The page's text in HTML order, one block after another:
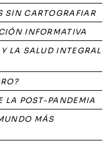
SIN CARTOGRAFIAR
INFORMATIVA
LA SALUD INTEGRAL
LA POST-PANDEMIA
MÁS